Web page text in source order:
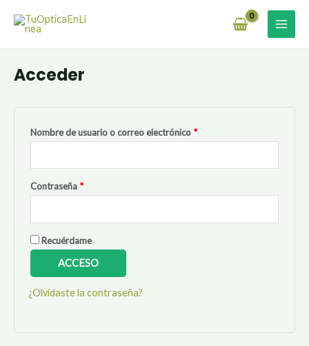
Acceder
Nombre de usuario o correo electrónico *
Contraseña *
Recuérdame
ACCESO
¿Olvidaste la contraseña?